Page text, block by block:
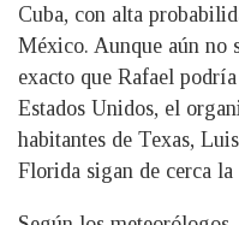
Cuba, con alta
México. Aunque aún no
exacto que Rafael
Estados Unidos, el
habitantes de Texas,
Florida sigan de cerca